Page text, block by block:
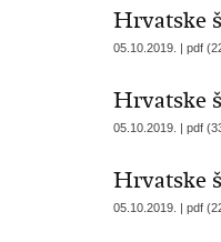
Hrvatske
05.10.2019. | pdf
Hrvatske
05.10.2019. | pdf
Hrvatske
05.10.2019. | pdf